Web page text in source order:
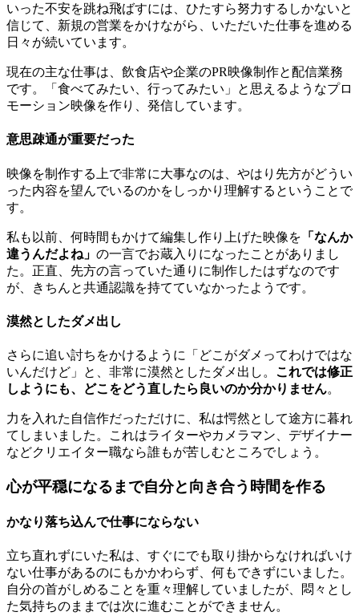
いった不安を跳ね飛ばすには、ひたすら努力するしかないと
信じて、新規の営業をかけながら、いただいた仕事を進める
日々が続いています。
現在の主な仕事は、飲食店や企業のPR映像制作と配信業務
です。「食べてみたい、行ってみたい」と思えるようなプロ
モーション映像を作り、発信しています。
意思疎通が重要だった
映像を制作する上で非常に大事なのは、やはり先方がどうい
った内容を望んでいるのかをしっかり理解するということで
す。
私も以前、何時間もかけて編集し作り上げた映像を 「なんか
違うんだよね」 の一言でお蔵入りになったことがありまし
た。正直、先方の言っていた通りに制作したはずなのです
が、きちんと共通認識を持てていなかったようです。
漠然としたダメ出し
さらに追い討ちをかけるように「どこがダメってわけではな
いんだけど」と、非常に漠然としたダメ出し。 これでは修正
しようにも、どこをどう直したら良いのか分かりません。
力を入れた自信作だっただけに、私は愕然として途方に暮れ
てしまいました。これはライターやカメラマン、デザイナー
などクリエイター職なら誰もが苦しむところでしょう。
心が平穏になるまで自分と向き合う時間を作る
かなり落ち込んで仕事にならない
立ち直れずにいた私は、すぐにでも取り掛からなければいけ
ない仕事があるのにもかかわらず、何もできずにいました。
自分の首がしめることを重々理解していましたが、悶々とし
た気持ちのままでは次に進むことができません。